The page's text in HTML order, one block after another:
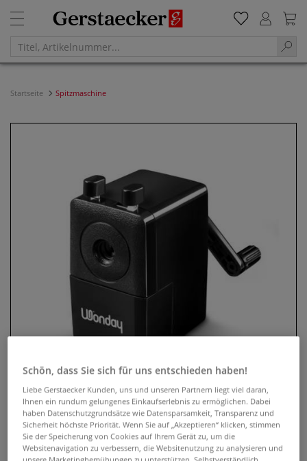
Startseite Spitzmaschine
Schön, dass Sie sich für uns entschieden haben!
Liebe Gerstaecker Kunden, uns und unseren Partnern liegt viel daran,
Ihnen ein rundum gelungenes Einkaufserlebnis zu ermöglichen. Dabei
haben Datenschutzgrundsätze wie Datensparsamkeit, Transparenz und
Sicherheit höchste Priorität. Wenn Sie auf „Akzeptieren“ klicken, stimmen
Sie der Speicherung von Cookies auf Ihrem Gerät zu, um die
Websitenavigation zu verbessern, die Websitenutzung zu analysieren und